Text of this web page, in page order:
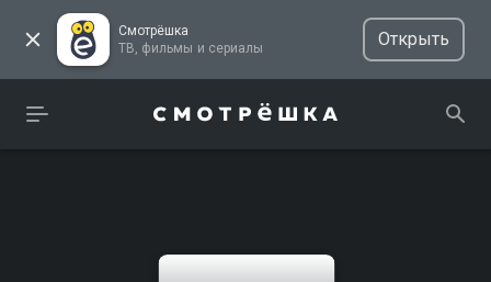
Смотрёшка
ТВ, фильмы и сериалы
Открыть